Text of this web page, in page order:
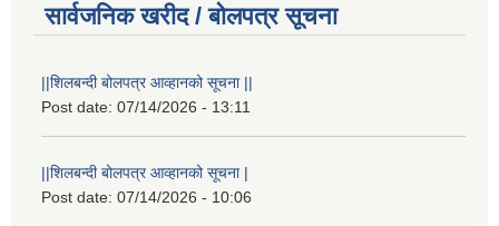
सार्वजनिक खरीद / बोलपत्र सूचना
||शिलबन्दी बोलपत्र आव्हानको सूचना ||
Post date: 07/14/2026 - 13:11
||शिलबन्दी बोलपत्र आव्हानको सूचना |
Post date: 07/14/2026 - 10:06